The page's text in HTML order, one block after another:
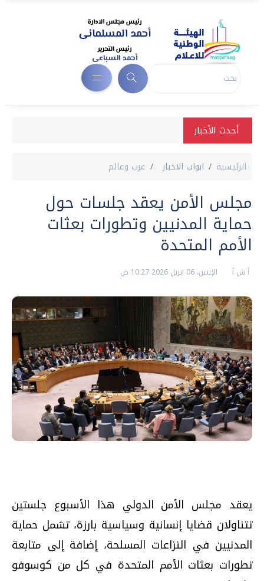
أحدث الأخبار
الرئيسية ابواب الاخبار عرب وعالم
مجلس الأمن يعقد جلسات حول
حماية المدنيين وتطورات بعثات
الأمم المتحدة
أ ش أ الإثنين، 06 ابريل 2026 10:27 ص
يعقد مجلس الأمن الدولي هذا الأسبوع جلستين
تتناولان قضايا إنسانية وسياسية بارزة، تشمل حماية
المدنيين في النزاعات المسلحة، إضافة إلى متابعة
تطورات بعثات الأمم المتحدة في كل من كوسوفو